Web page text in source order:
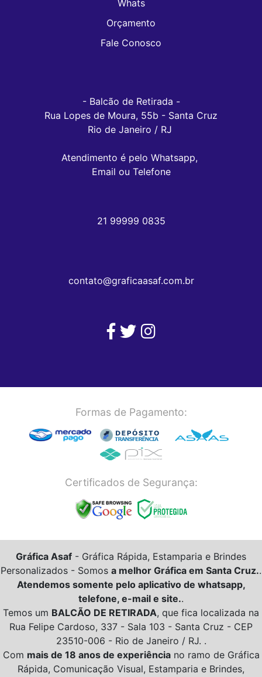
Whats
Orçamento
Fale Conosco
- Balcão de Retirada -
Rua Lopes de Moura, 55b - Santa Cruz
Rio de Janeiro / RJ
Atendimento é pelo Whatsapp,
Email ou Telefone
21 99999 0835
contato@graficaasaf.com.br
Formas de Pagamento:
Certificados de Segurança:
Gráfica Asaf - Gráfica Rápida, Estamparia e Brindes
Personalizados - Somos a melhor Gráfica em Santa Cruz..
Atendemos somente pelo aplicativo de whatsapp,
telefone, e-mail e site..
Temos um BALCÃO DE RETIRADA, que fica localizada na
Rua Felipe Cardoso, 337 - Sala 103 - Santa Cruz - CEP
23510-006 - Rio de Janeiro / RJ. .
Com mais de 18 anos de experiênciano ramo de Gráfica
Rápida, Comunicação Visual, Estamparia e Brindes,